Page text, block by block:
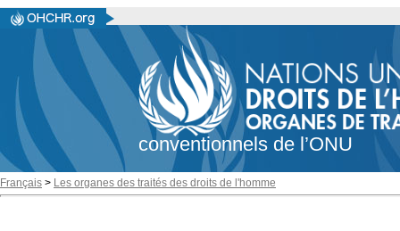
conventionnels de l’ONU
Français > Les organes des traités des droits de l'homme